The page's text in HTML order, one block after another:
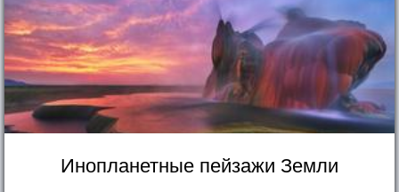
Инопланетные пейзажи Земли